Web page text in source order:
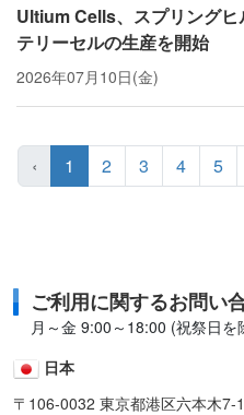
Ultium Cells、スプリングヒ
テリーセルの生産を開始
2026年07月10日(金)
‹ 1 2 3 4 5
ご利用に関するお問い
月～金 9:00～18:00 (祝祭日を
日本
〒106-0032 東京都港区六本木7-